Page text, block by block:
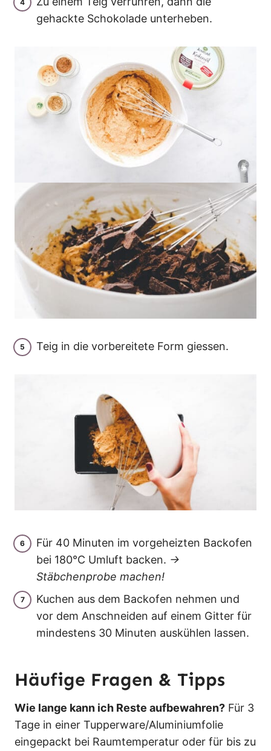
gehackte Schokolade unterheben.
Teig in die vorbereitete Form giessen.
Für 40 Minuten im vorgeheizten Backofen
bei 180°C Umluft backen. →
Stäbchenprobe machen!
Kuchen aus dem Backofen nehmen und
vor dem Anschneiden auf einem Gitter für
mindestens 30 Minuten auskühlen lassen.
Häufige Fragen & Tipps
Wie lange kann ich Reste aufbewahren? Für 3
Tage in einer Tupperware/Aluminiumfolie
eingepackt bei Raumtemperatur oder für bis zu